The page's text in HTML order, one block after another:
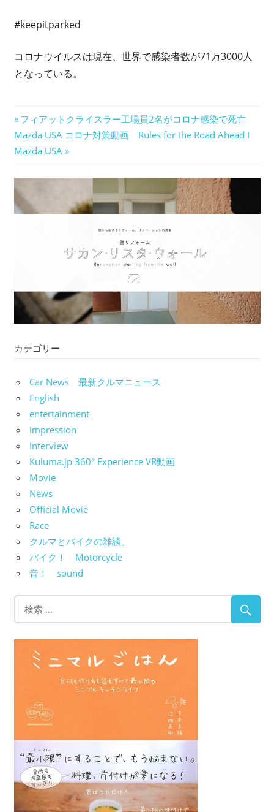
#keepitparked
コロナウイルスは現在、世界で感染者数が71万3000人
となっている。
投
稿
ビ
ゲ
ョ
ン
前
の
記
フィアットクライスラー工場員2名がコロナ感染で死亡
次
の
Mazda USA コロナ対策動画 Rules for the Road Ahead I
Mazda USA
カテゴリー
Car News 最新クルマニュース
English
entertainment
Impression
Interview
Kuluma.jp 360° Experience VR動画
Movie
News
Official Movie
Race
クルマとバイクの雑談。
バイク！ Motorcycle
音！ sound